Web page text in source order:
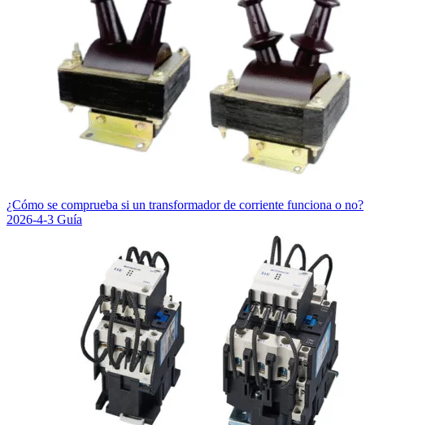
¿Cómo se comprueba si un transformador de corriente funciona o no?
2026-4-3 Guía